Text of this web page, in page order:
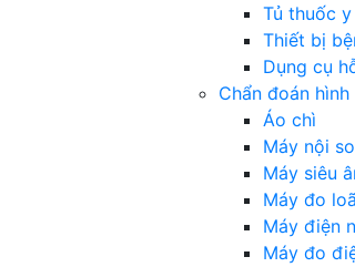
Tủ thuốc
Thiết bị
Dụng cụ
Chẩn đoán hình
Áo chì
Máy nội
Máy siêu
Máy đo
Máy điện
Máy đo